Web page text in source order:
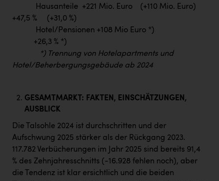
Hausanteile +221 Mio. Euro (+110 Mio. Euro)
+47,5 % (+31,0 %)
Hotel/Pensionen +108 Mio Euro *)
+26,3 % *)
*) Trennung von Hotelapartments und
Hotel/Beherbergungsgebäude ab 2024
GESAMTMARKT: FAKTEN, EINSCHÄTZUNGEN,
AUSBLICK
Die Talsohle 2024 ist durchschritten und der
Aufschwung 2025 stärker als der Rückgang 2023.
117.782 Verbücherungen im Jahr 2025 sind bereits 91,4
% des Zehnjahresschnitts (-16.928 fehlen noch), aber
die Tendenz ist klar ersichtlich und die beiden